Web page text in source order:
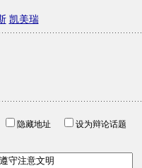
凯美瑞
隐藏地址
设为辩论话题